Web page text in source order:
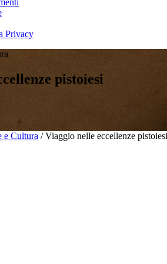
Privacy
pistoiesi
e Cultura /Viaggio nelle eccellenze pistoiesi